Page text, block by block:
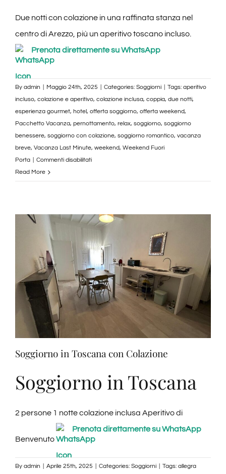
Due notti con colazione in una raffinata stanza nel
centro di Arezzo, più un aperitivo toscano incluso.
Prenota direttamente su WhatsApp
By admin Maggio 24th, 2025 Categories: Soggiorni Tags: aperitivo
incluso, colazione e aperitivo, colazione inclusa, coppia, due notti,
esperienza gourmet, hotel, offerta soggiorno, offerta weekend,
Pacchetto Vacanza, pernottamento, relax, soggiorno, soggiorno
benessere, soggiorno con colazione, soggiorno romantico, vacanza
breve, Vacanza Last Minute, weekend, Weekend Fuori
Porta
Commenti disabilitatisu
colazione
aperitivo
Read More
Soggiorno in Toscana con Colazione
Soggiorno in Toscana
2 persone 1 notte colazione inclusa Aperitivo di
Benvenuto
Prenota direttamente su WhatsApp
By admin Aprile 25th, 2025 Categories: Soggiorni Tags: allegra